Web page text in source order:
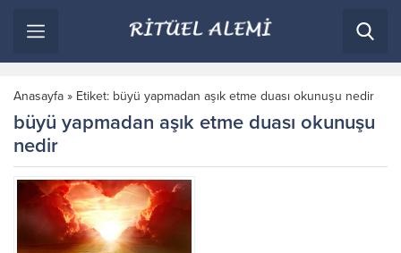
Anasayfa » Etiket: büyü yapmadan aşık etme duası okunuşu nedir
büyü yapmadan aşık etme duası okunuşu
nedir